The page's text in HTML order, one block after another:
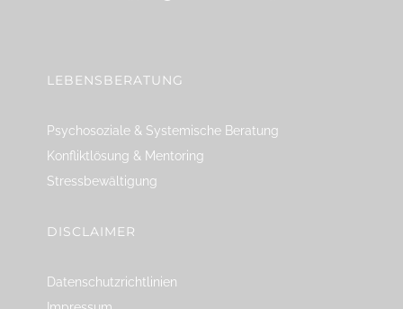
LEBENSBERATUNG
Psychosoziale & Systemische Beratung
Konfliktlösung & Mentoring
Stressbewältigung
DISCLAIMER
Datenschutzrichtlinien